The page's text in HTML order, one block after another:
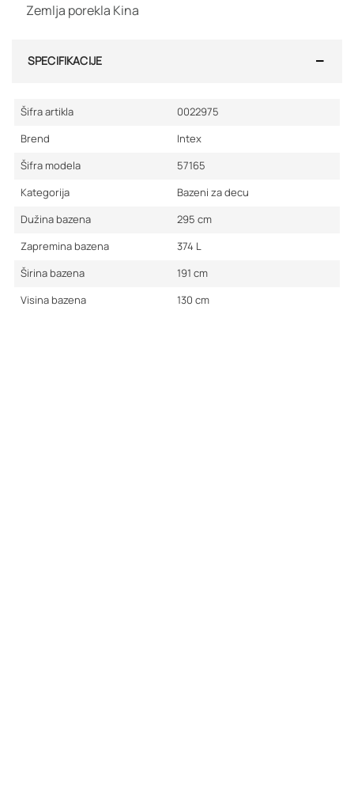
Zemlja porekla Kina
SPECIFIKACIJE
Šifra artikla
0022975
Brend
Intex
Šifra modela
57165
Kategorija
Bazeni za decu
Dužina bazena
295 cm
Zapremina bazena
374 L
Širina bazena
191 cm
Visina bazena
130 cm